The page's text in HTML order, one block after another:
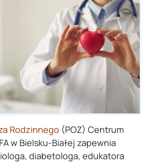
Rodzinnego (POZ) Centrum
w Bielsku-Białej zapewnia
diabetologa, edukatora